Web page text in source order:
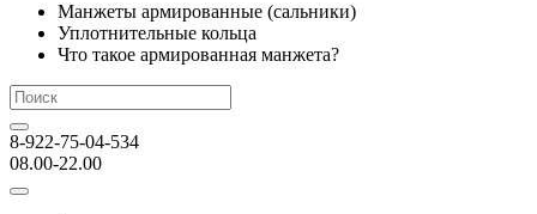
Манжеты армированные (сальники)
Уплотнительные кольца
Что такое армированная манжета?
8-922-75-04-534
08.00-22.00